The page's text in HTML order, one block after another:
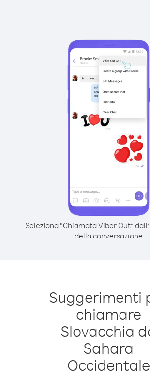
Seleziona “Chiamata Viber Out”
della conversazione
Suggerimenti
chiamare
Slovacchia
Sahara
Occidentale